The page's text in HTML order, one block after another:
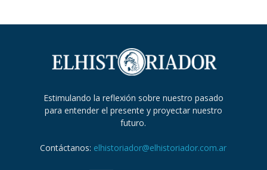
Estimulando la reflexión sobre nuestro pasado
para entender el presente y proyectar nuestro
futuro.
Contáctanos: elhistoriador@elhistoriador.com.ar